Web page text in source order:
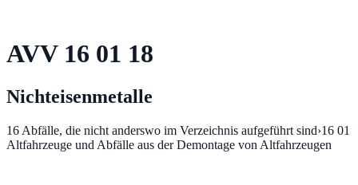
AVV 16 01 18
Nichteisenmetalle
16 Abfälle, die nicht anderswo im Verzeichnis aufgeführt sind›16 01
Altfahrzeuge und Abfälle aus der Demontage von Altfahrzeugen